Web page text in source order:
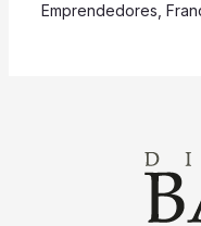
Emprendedores,